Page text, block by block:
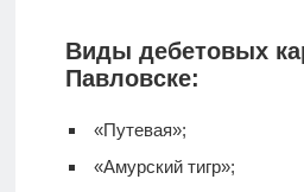
Виды дебетовых
Павловске:
«Путевая»;
«Амурский тигр»;